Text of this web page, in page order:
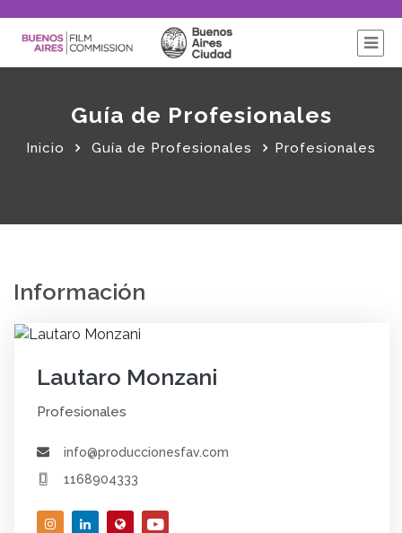
Guía de Profesionales
Inicio Guía de Profesionales Profesionales
Información
Lautaro Monzani
Profesionales
info@produccionesfav.com
1168904333